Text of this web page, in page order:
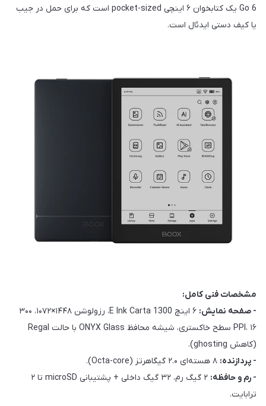
Go 6 یک کتابخوان ۶ اینچی pocket-sized است که برای حمل در جیب
یا کیف دستی ایدئال است.
مشخصات فنی کامل:
- صفحه نمایش:
۶ اینچ E Ink Carta 1300، رزولوشن ۱۴۴۸×۱۰۷۲، ۳۰۰
PPI، ۱۶ سطح خاکستری، شیشه محافظ ONYX Glass با حالت Regal
(کاهش ghosting).
- پردازنده:
- رم و حافظه:
۲ گیگ رم، ۳۲ گیگ داخلی + پشتیبانی microSD تا ۲
ترابایت.